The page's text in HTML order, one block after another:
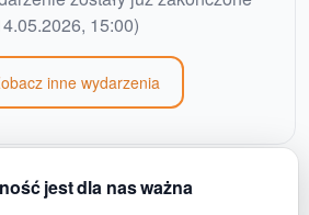
15:00)
inne wydarzenia
jest dla nas ważna